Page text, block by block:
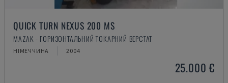
QUICK TURN NEXUS 200 MS
MAZAK - ГОРИЗОНТАЛЬНИЙ ТОКАРНИЙ ВЕРСТАТ
НІМЕЧЧИНА 2004
25.000 €